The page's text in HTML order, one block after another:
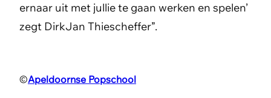
ernaar uit met jullie te gaan werken en spelen’
zegt DirkJan Thiescheffer”.
©Apeldoornse Popschool